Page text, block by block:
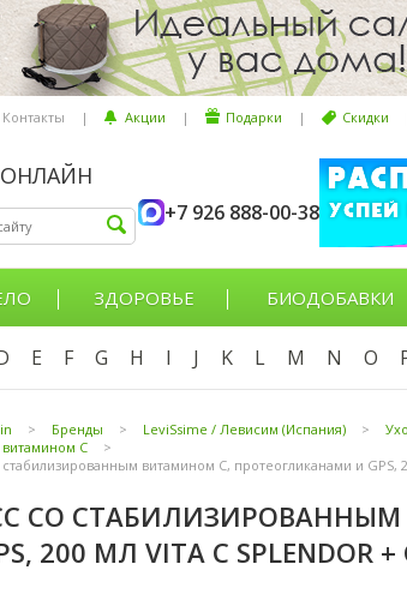
Контакты | Акции | Подарки | Скидки
ОНЛАЙН
+7 926 888-00-38
ЗДОРОВЬЕ БИОДОБАВКИ
E F G H I J K L M N O
> Бренды > LeviSsime / Левисим (Испания) >
С
>
витамином С, протеогликанами и GPS,
СО
200 МЛ VITA C SPLENDOR